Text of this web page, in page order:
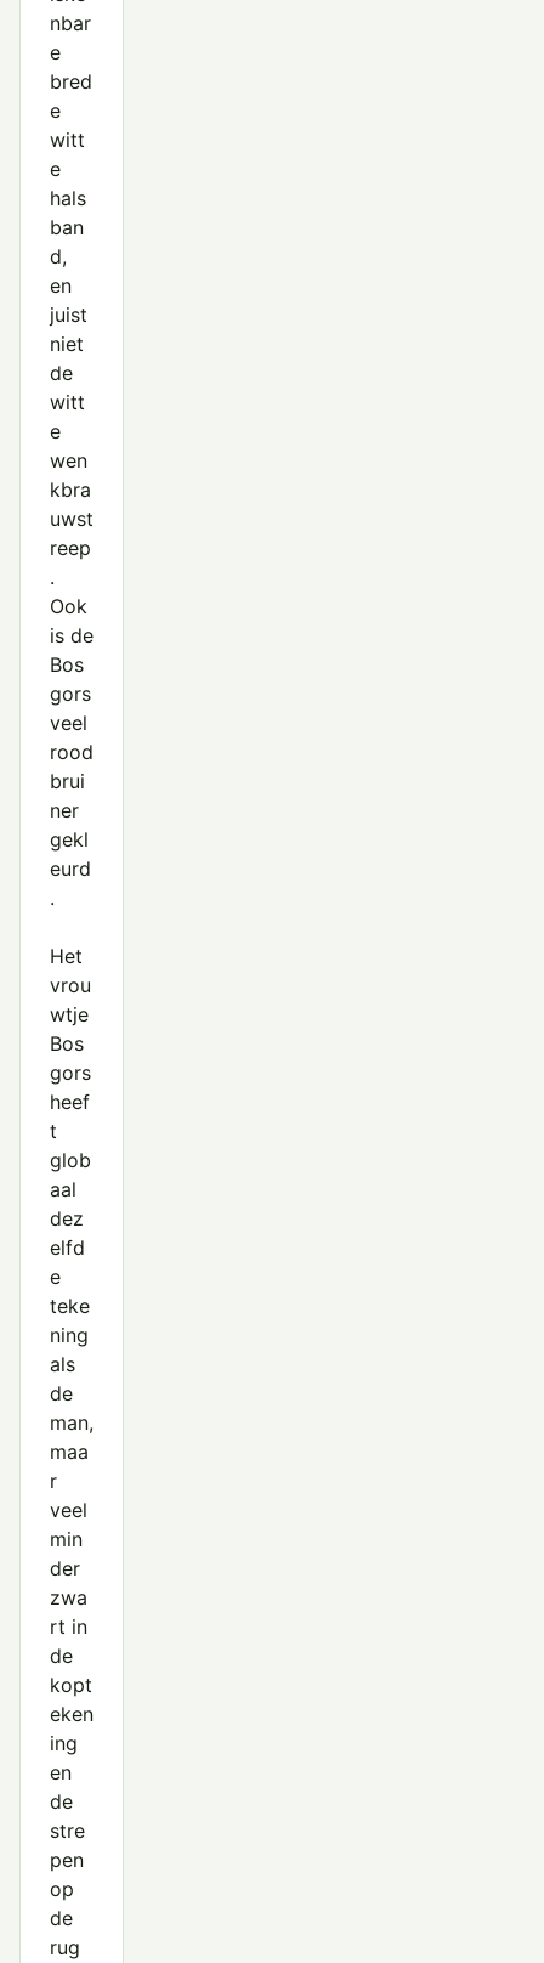
nbar
e
bred
e
witt
e
hals
ban
d,
en
juist
niet
de
witt
e
wen
kbra
uwst
reep
.
Ook
is de
Bos
gors
veel
rood
brui
ner
gekl
eurd
.
Het
vrou
wtje
Bos
gors
heef
t
glob
aal
dez
elfd
e
teke
ning
als
de
man,
maa
r
veel
min
der
zwa
rt in
de
kopt
eken
ing
en
de
stre
pen
op
de
rug